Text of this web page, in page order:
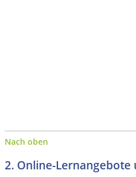
Nach oben
2. Online-Lernangebote